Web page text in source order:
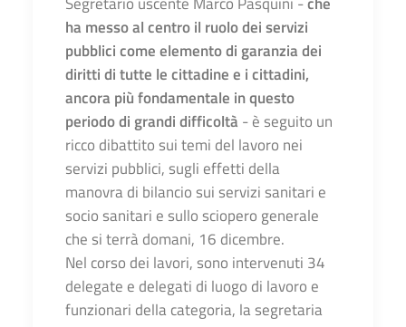
ha messo al centro il ruolo dei servizi
pubblici come elemento di garanzia dei
diritti di tutte le cittadine e i cittadini,
ancora più fondamentale in questo
periodo di grandi difficoltà - è seguito un
ricco dibattito sui temi del lavoro nei
servizi pubblici, sugli effetti della
manovra di bilancio sui servizi sanitari e
socio sanitari e sullo sciopero generale
che si terrà domani, 16 dicembre.
Nel corso dei lavori, sono intervenuti 34
delegate e delegati di luogo di lavoro e
funzionari della categoria, la segretaria